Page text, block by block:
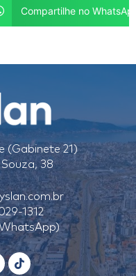
Compartilhe no
(Gabinete 21)
38
1312